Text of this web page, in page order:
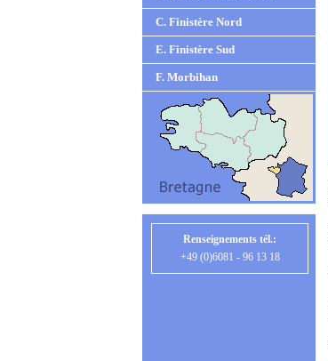
C. Finistère Nord
E. Finistère Sud
F. Morbihan
Renseignements tél.:
+49 (0)6081 - 96 13 18